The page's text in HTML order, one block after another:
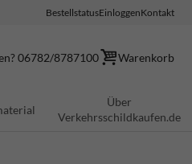
BestellstatusEinloggenKontakt
06782/8787100 Warenkorb
Über
Verkehrsschildkaufen.de